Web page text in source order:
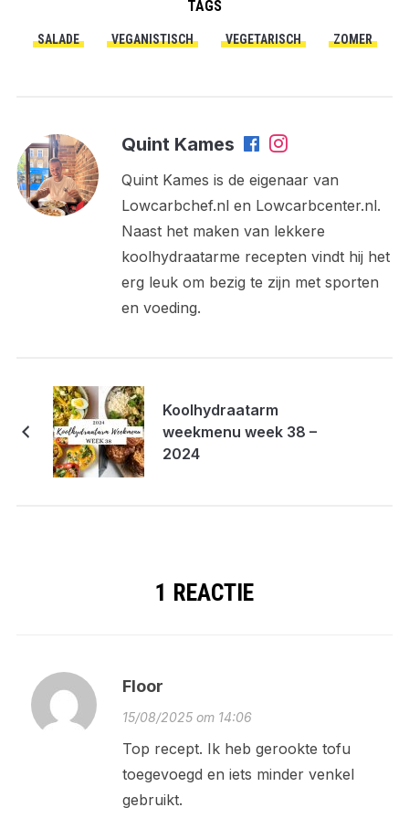
TAGS
SALADE VEGANISTISCH VEGETARISCH ZOMER
Quint Kames
Quint Kames is de eigenaar van
Lowcarbchef.nl en Lowcarbcenter.nl.
Naast het maken van lekkere
koolhydraatarme recepten vindt hij het
erg leuk om bezig te zijn met sporten
en voeding.
Koolhydraatarm
weekmenu week 38 –
2024
1 REACTIE
Floor
15/08/2025 om 14:06
Top recept. Ik heb gerookte tofu
toegevoegd en iets minder venkel
gebruikt.